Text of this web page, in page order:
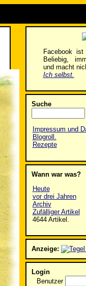
Facebook ist
Beliebig,
und macht
Ich selbst.
Suche
Impressum und
Blogroll.
Rezepte
Wann war was?
Heute
vor drei Jahren
Archiv
Zufälliger Artikel
4644 Artikel.
Anzeige:
Login
Benutzer